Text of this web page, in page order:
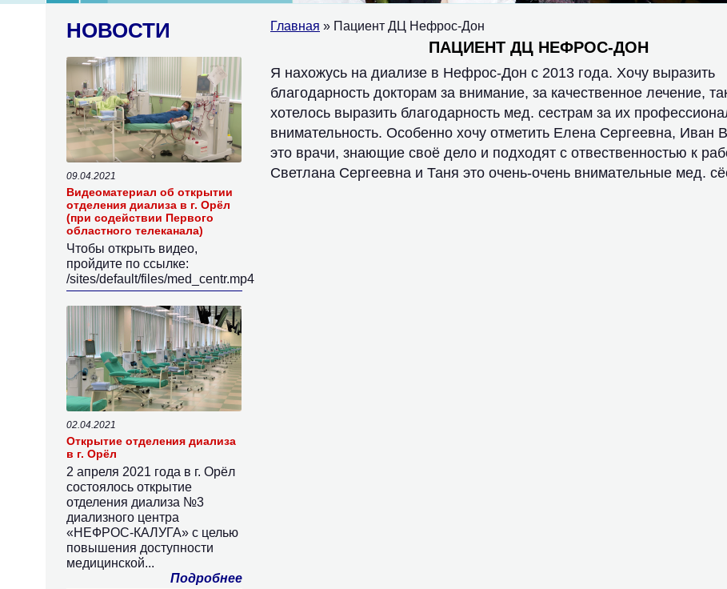
Главная » Пациент ДЦ Нефрос-Дон
ПАЦИЕНТ ДЦ НЕФРОС-ДОН
Я нахожусь на диализе в Нефрос-Дон с 2013 года. Хочу выразить
благодарность докторам за внимание, за качественное лечение,
хотелось выразить благодарность мед. сестрам за их
внимательность. Особенно хочу отметить Елена Сергеевна, Иван
это врачи, знающие своё дело и подходят с отвественностью к
Светлана Сергеевна и Таня это очень-очень внимательные мед.
НОВОСТИ
09.04.2021
Видеоматериал об открытии
отделения диализа в г. Орёл
(при содействии Первого
областного телеканала)
Чтобы открыть видео,
пройдите по ссылке:
/sites/default/files/med_centr.mp4
02.04.2021
Открытие отделения диализа
в г. Орёл
2 апреля 2021 года в г. Орёл
состоялось открытие
отделения диализа №3
диализного центра
«НЕФРОС-КАЛУГА» с целью
повышения доступности
медицинской...
Подробнее